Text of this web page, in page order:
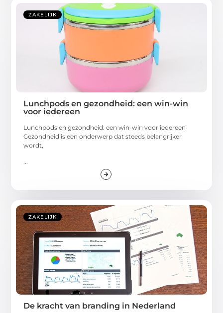
ZAKELIJK
Lunchpods en gezondheid: een win-win
voor iedereen
Lunchpods en gezondheid: een win-win voor iedereen
Gezondheid is een onderwerp dat steeds belangrijker
wordt,
ZAKELIJK
De kracht van branding in Nederland